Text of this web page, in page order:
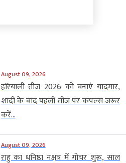
August 09, 2026
हरियाली तीज 2026 को बनाएं यादगार,
शादी के बाद पहली तीज पर कपल्स जरूर
करें...
August 09, 2026
राहु का धनिष्ठा नक्षत्र में गोचर शुरू, साल